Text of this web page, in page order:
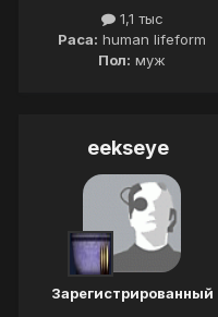
1,1 тыс
Раса: human lifeform
Пол: муж
eekseye
Зарегистрированный